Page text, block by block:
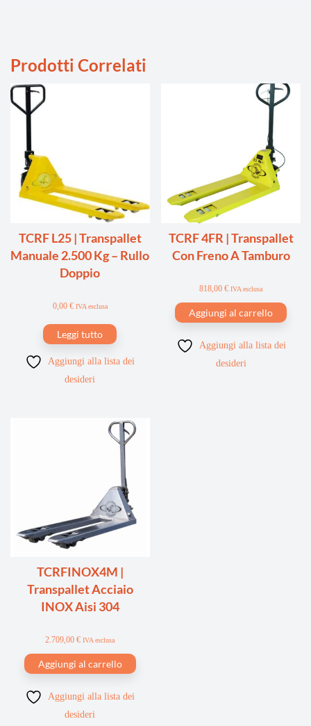
Prodotti Correlati
TCRF L25 | Transpallet
Manuale 2.500 Kg – Rullo
Doppio
0,00 € IVA esclusa
Leggi tutto
Aggiungi alla lista dei
desideri
TCRF 4FR | Transpallet
Con Freno A Tamburo
818,00€ IVA esclusa
Aggiungi al carrello
Aggiungi alla lista dei
desideri
TCRFINOX4M |
Transpallet Acciaio
INOX Aisi 304
2.709,00€ IVA esclusa
Aggiungi al carrello
Aggiungi alla lista dei
desideri